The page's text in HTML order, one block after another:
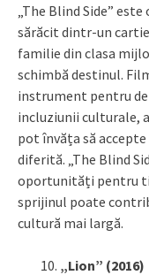
„The Blind Side”
sărăcit dintr-un
familie din clasa
schimbă destinul.
instrument pentru
incluziunii culturale,
pot învăța să
diferită. „The Blind
oportunități pentru
sprijinul poate
cultură mai largă.
„Lion” (2016)